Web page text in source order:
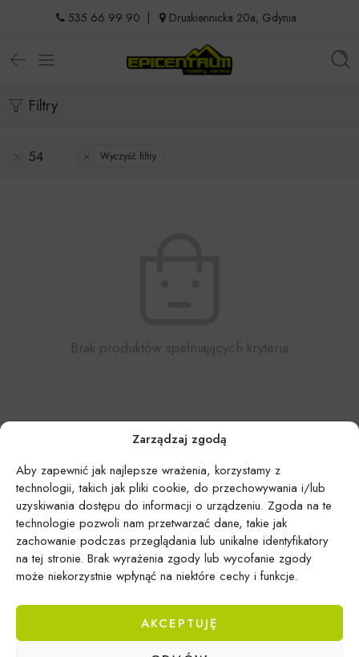
Zarządzaj zgodą
Aby zapewnić jak najlepsze wrażenia, korzystamy z
technologii, takich jak pliki cookie, do przechowywania i/lub
uzyskiwania dostępu do informacji o urządzeniu. Zgoda na te
technologie pozwoli nam przetwarzać dane, takie jak
zachowanie podczas przeglądania lub unikalne identyfikatory
na tej stronie. Brak wyrażenia zgody lub wycofanie zgody
może niekorzystnie wpłynąć na niektóre cechy i funkcje.
AKCEPTUJĘ
535 66 99 90 Druskiennicka 20a, Gdynia
Filtry
54 Wyczyść filtry
Brak produktów spełniających kryteria
Epicentrum Gdynia Wielki Kack